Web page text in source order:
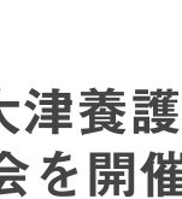
津養
を開